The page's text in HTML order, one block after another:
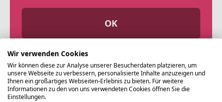
OK
Wir verwenden Cookies
Wir können diese zur Analyse unserer Besucherdaten platzieren, um
unsere Webseite zu verbessern, personalisierte Inhalte anzuzeigen und
Ihnen ein großartiges Webseiten-Erlebnis zu bieten. Für weitere
Informationen zu den von uns verwendeten Cookies öffnen Sie die
Einstellungen.